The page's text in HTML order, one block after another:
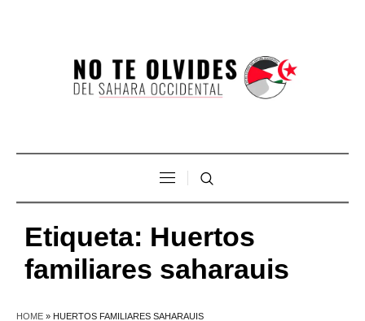
Etiqueta: Huertos
familiares saharauis
HOME » HUERTOS FAMILIARES SAHARAUIS